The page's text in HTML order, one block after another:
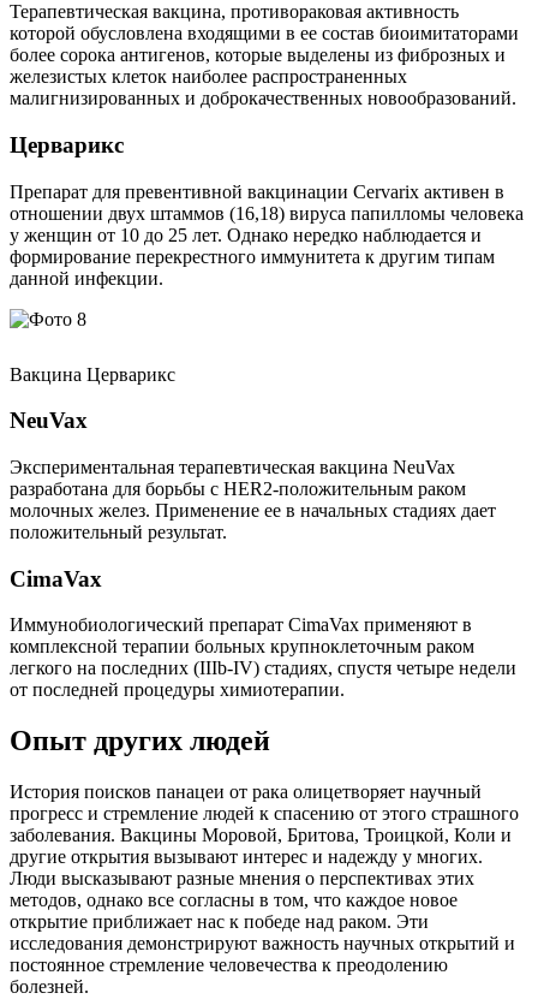
Терапевтическая вакцина, противораковая активность
которой обусловлена входящими в ее состав биоимитаторами
более сорока антигенов, которые выделены из фиброзных и
железистых клеток наиболее распространенных
малигнизированных и доброкачественных новообразований.
Церварикс
Препарат для превентивной вакцинации Cervarix активен в
отношении двух штаммов (16,18) вируса папилломы человека
у женщин от 10 до 25 лет. Однако нередко наблюдается и
формирование перекрестного иммунитета к другим типам
данной инфекции.
Вакцина Церварикс
NeuVax
Экспериментальная терапевтическая вакцина NeuVax
разработана для борьбы с HER2-положительным раком
молочных желез. Применение ее в начальных стадиях дает
положительный результат.
CimaVax
Иммунобиологический препарат CimaVax применяют в
комплексной терапии больных крупноклеточным раком
легкого на последних (IIIb-IV) стадиях, спустя четыре недели
от последней процедуры химиотерапии.
Опыт других людей
История поисков панацеи от рака олицетворяет научный
прогресс и стремление людей к спасению от этого страшного
заболевания. Вакцины Моровой, Бритова, Троицкой, Коли и
другие открытия вызывают интерес и надежду у многих.
Люди высказывают разные мнения о перспективах этих
методов, однако все согласны в том, что каждое новое
открытие приближает нас к победе над раком. Эти
исследования демонстрируют важность научных открытий и
постоянное стремление человечества к преодолению
болезней.